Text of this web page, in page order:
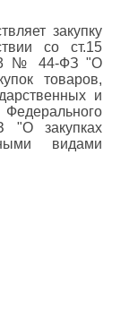
закупку
со ст.15
№ 44-ФЗ "О
товаров,
и
"О закупках
видами